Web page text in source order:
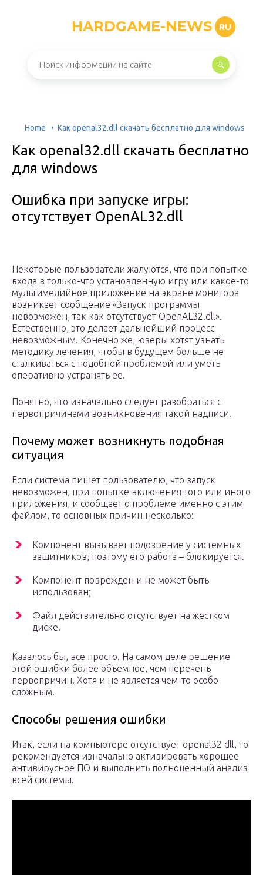
HARDGAME-NEWS RU
Home Как openal32.dll скачать бесплатно для windows
Как openal32.dll скачать бесплатно
для windows
Ошибка при запуске игры:
отсутствует OpenAL32.dll
Некоторые пользователи жалуются, что при попытке
входа в только-что установленную игру или какое-то
мультимедийное приложение на экране монитора
возникает сообщение «Запуск программы
невозможен, так как отсутствует OpenAL32.dll».
Естественно, это делает дальнейший процесс
невозможным. Конечно же, юзеры хотят узнать
методику лечения, чтобы в будущем больше не
сталкиваться с подобной проблемой или уметь
оперативно устранять ее.
Понятно, что изначально следует разобраться с
первопричинами возникновения такой надписи.
Почему может возникнуть подобная
ситуация
Если система пишет пользователю, что запуск
невозможен, при попытке включения того или иного
приложения, и сообщает о проблеме именно с этим
файлом, то основных причин несколько:
Компонент вызывает подозрение у системных
защитников, поэтому его работа – блокируется.
Компонент поврежден и не может быть
использован;
Файл действительно отсутствует на жестком
диске.
Казалось бы, все просто. На самом деле решение
этой ошибки более объемное, чем перечень
первопричин. Хотя и не является чем-то особо
сложным.
Способы решения ошибки
Итак, если на компьютере отсутствует openal32 dll, то
рекомендуется изначально активировать хорошее
антивирусное ПО и выполнить полноценный анализ
всей системы.